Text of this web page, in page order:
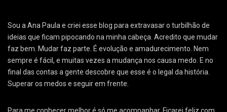
Sou a Ana Paula e criei esse blog para extravasar o turbilhão de
ideias que ficam pipocando na minha cabeça. Acredito que mudar
faz bem. Mudar faz parte. É evolução e amadurecimento. Nem
sempre é fácil, e muitas vezes a mudança nos causa medo. E no
final das contas a gente descobre que esse é o legal da história.
Superar os medos e seguir em frente.
Para me conhecer melhor é só me acompanhar. Ficarei feliz com